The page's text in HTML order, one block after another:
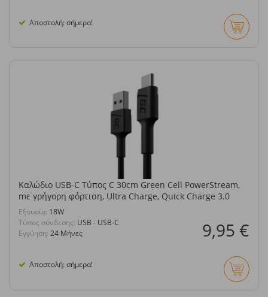
Αποστολή: σήμερα!
Καλώδιο USB-C Τύπος C 30cm Green Cell PowerStream,
mε γρήγορη φόρτιση, Ultra Charge, Quick Charge 3.0
Eξουσία: 18W
Τύπος σύνδεσης: USB - USB-C
Εγγύηση: 24 Μήνες 9,95 €
Αποστολή: σήμερα!